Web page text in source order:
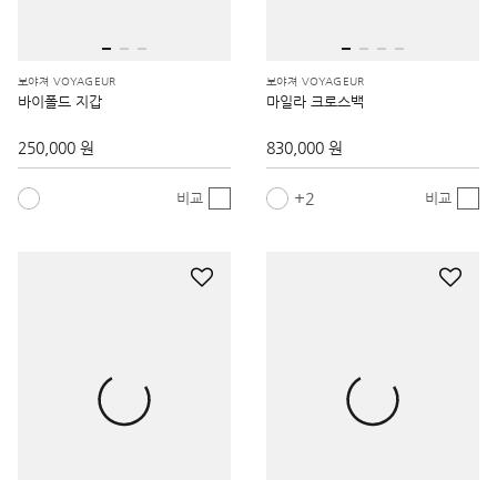
보야져 VOYAGEUR
바이폴드 지갑
250,000 원
비교
보야져 VOYAGEUR
마일라 크로스백
830,000 원
2 비교